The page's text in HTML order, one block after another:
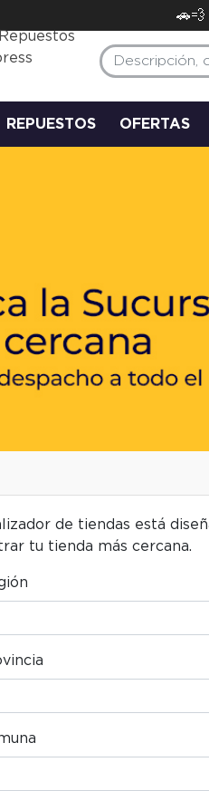
REPUESTOS OFERTAS
de tiendas está
tu tienda más cercana.